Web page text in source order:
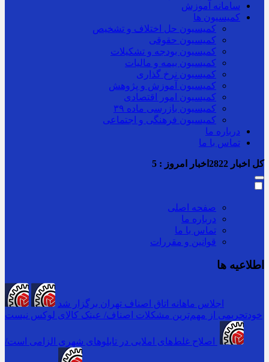
سامانه آموزش
کمیسیون ها
کمیسیون حل اختلاف و تشخیص
کمیسیون حقوقی
کمیسیون بودجه و تشکیلات
کمیسیون بیمه و مالیات
کمیسیون نرخ گذاری
کمیسیون آموزش و پژوهش
کمیسیون امور اقتصادی
کمیسیون بازرسی ماده ۳۹
کمیسیون فرهنگی و اجتماعی
درباره ما
تماس با ما
کل اخبار اخبار امروز : 5
صفحه اصلی
درباره ما
تماس با ما
قوانین و مقررات
اطلاعیه ها
اجلاس ماهانه اتاق اصناف تهران برگزار شد
خودتحریمی از مهم‌ترین مشکلات اصناف/ عینک کالای لوکس نیست
اصلاح غلط‌های املایی در تابلوهای شهری الزامی است/